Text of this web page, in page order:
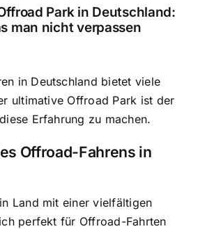
Park in Deutschland:
man nicht verpassen
in Deutschland bietet viele
ultimative Offroad Park ist der
Erfahrung zu machen.
Offroad-Fahrens in
Land mit einer vielfältigen
perfekt für Offroad-Fahrten